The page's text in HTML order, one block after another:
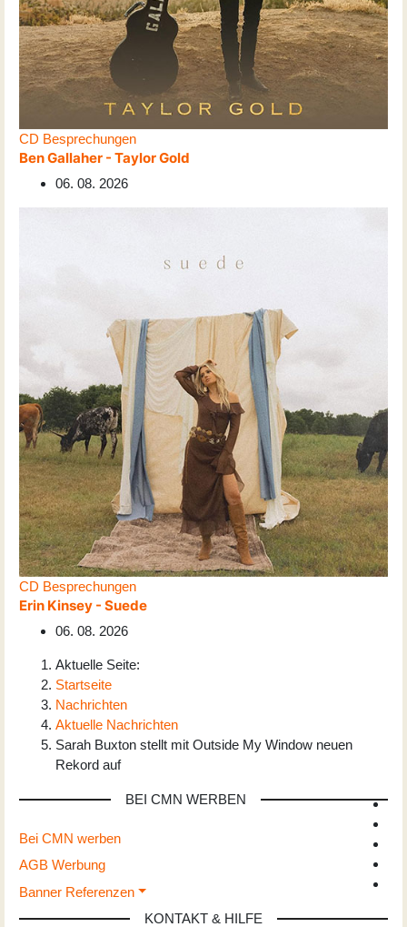
CD Besprechungen
Ben Gallaher - Taylor Gold
06. 08. 2026
CD Besprechungen
Erin Kinsey - Suede
06. 08. 2026
Aktuelle Seite:
Startseite
Nachrichten
Aktuelle Nachrichten
Sarah Buxton stellt mit Outside My Window neuen
Rekord auf
BEI CMN WERBEN
Bei CMN werben
AGB Werbung
Banner Referenzen
KONTAKT & HILFE